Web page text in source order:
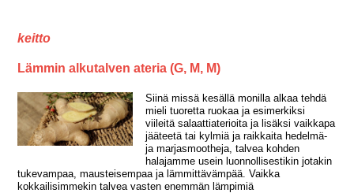
keitto
Lämmin alkutalven ateria (G, M, M)
Siinä missä kesällä monilla alkaa tehdä
mieli tuoretta ruokaa ja esimerkiksi
viileitä salaattiaterioita ja lisäksi vaikkapa
jääteetä tai kylmiä ja raikkaita hedelmä-
ja marjasmootheja, talvea kohden
halajamme usein luonnollisestikin jotakin
tukevampaa, mausteisempaa ja lämmittävämpää. Vaikka
kokkailisimmekin talvea vasten enemmän lämpimiä